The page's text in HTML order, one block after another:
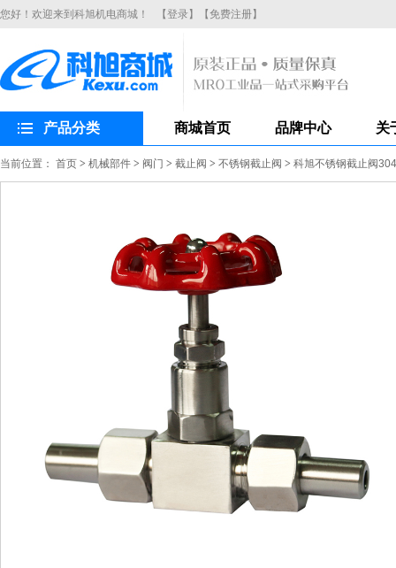
您好！欢迎来到科旭机电商城！ 【登录】 【免费注册】
产品分类 商城首页 品牌中心 关
当前位置： 首页 > 机械部件 > 阀门 > 截止阀 > 不锈钢截止阀 > 科旭不锈钢截止阀